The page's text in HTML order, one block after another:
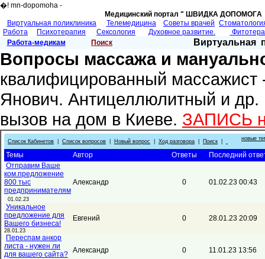
�! mn-dopomoha -
Медицинский портал " ШВИДКА
Виртуальная поликлиника
Телемедицина Советы врачей
Работа
Психотерапия Сексология Духовное развитие.
Работа-медикам
Поиск Виртуальная
Вопросы массажа и
квалифицированный
Янович. Антицеллюлитный и
вызов на дом в Киеве. ЗАПИСЬ
Список Кабинетов Список вопросов Новый вопрос Ход разговора Поиск новые
Темы Автор Ответы
Последний
Отправим Ваше
ком.предложение
800 тыс
предпринимателям
01.02.23
Александр 0 01.02.23 00:43
Уникальное
предложение для
Вашего бизнеса!
28.01.23
Евгений 0 28.01.23 20:09
Переспам анкор
листа - нужен ли
для вашего сайта? Александр 0 11.01.23 13:56